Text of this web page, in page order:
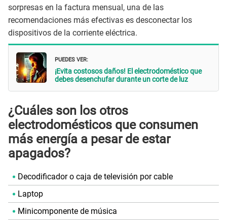
sorpresas en la factura mensual, una de las
recomendaciones más efectivas es desconectar los
dispositivos de la corriente eléctrica.
PUEDES VER:
¡Evita costosos daños! El electrodoméstico que
debes desenchufar durante un corte de luz
¿Cuáles son los otros
electrodomésticos que consumen
más energía a pesar de estar
apagados?
Decodificador o caja de televisión por cable
Laptop
Minicomponente de música